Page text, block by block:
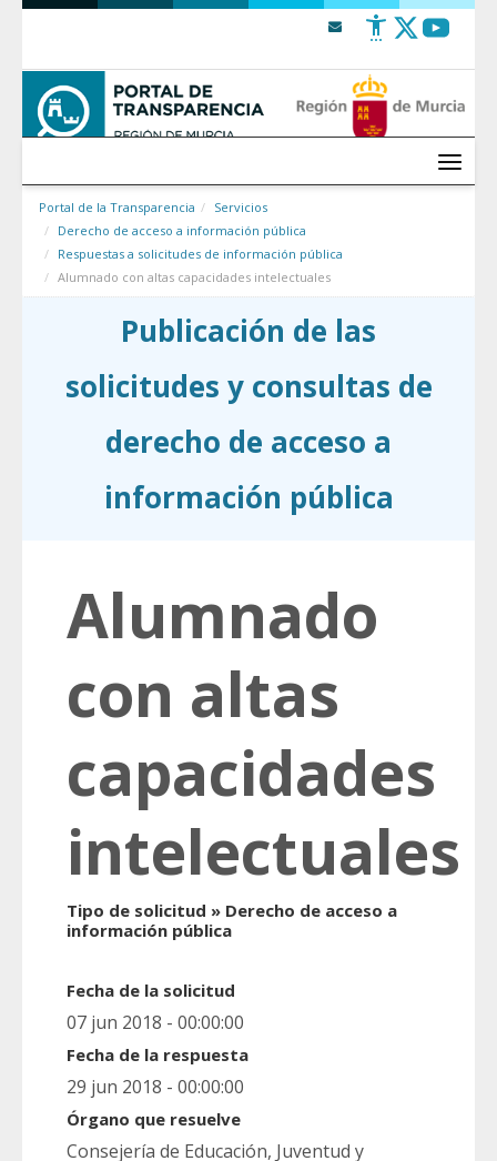
Saltar al contenido
Menú
Portal de la Transparencia
Servicios
Derecho de acceso a información pública
Respuestas a solicitudes de información pública
Alumnado con altas capacidades intelectuales
Publicación de las
solicitudes y consultas de
derecho de acceso a
información pública
Alumnado
con altas
capacidades
intelectuales
Tipo de solicitud » Derecho de acceso a
información pública
Fecha de la solicitud
07 jun 2018 - 00:00:00
Fecha de la respuesta
29 jun 2018 - 00:00:00
Órgano que resuelve
Consejería de Educación, Juventud y